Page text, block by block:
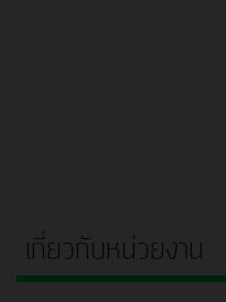
เกี่ยวกับหน่วยงาน